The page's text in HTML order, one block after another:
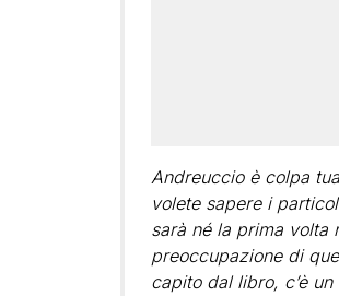
Andreuccio è colpa
volete sapere i
sarà né la prima volta
preoccupazione di
capito dal libro, c’è